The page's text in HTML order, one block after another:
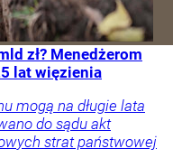
zł? Menedżerom
lat więzienia
mogą na długie lata
do sądu akt
strat państwowej